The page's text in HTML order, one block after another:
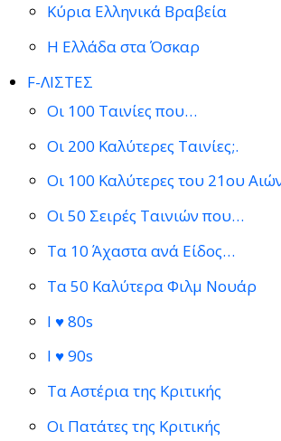
Κύρια Ελληνικά Βραβεία
Η Ελλάδα στα Όσκαρ
F-ΛΙΣΤΕΣ
Οι 100 Ταινίες που…
Οι 200 Καλύτερες Ταινίες;.
Οι 100 Καλύτερες του 21ου
Οι 50 Σειρές Ταινιών που…
Τα 10 Άχαστα ανά Είδος…
Τα 50 Καλύτερα Φιλμ Νουάρ
I ♥ 80s
I ♥ 90s
Τα Αστέρια της Κριτικής
Οι Πατάτες της Κριτικής